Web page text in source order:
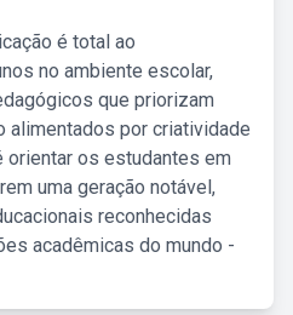
é total ao
no ambiente escolar,
que priorizam
alimentados por criatividade
orientar os estudantes em
uma geração notável,
reconhecidas
acadêmicas do mundo -